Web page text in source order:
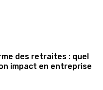
des retraites : quel
impact en entreprise